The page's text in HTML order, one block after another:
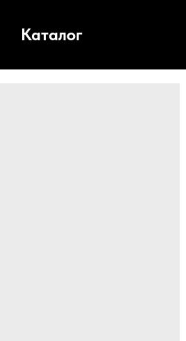
Каталог